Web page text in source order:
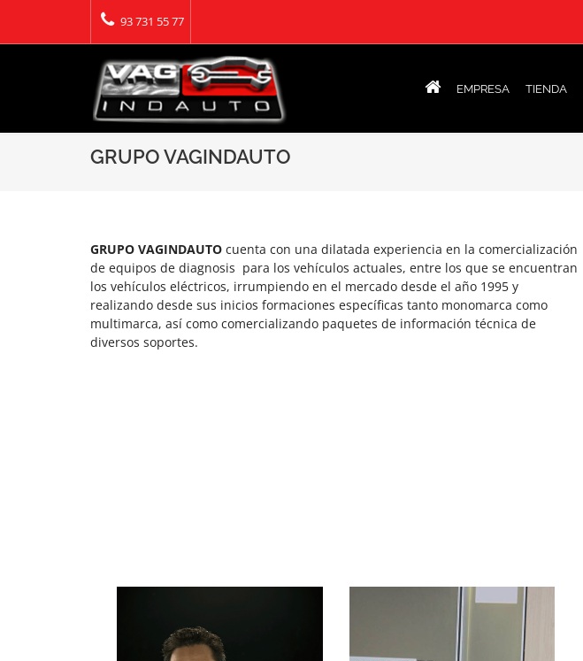
93 731 55 77
EMPRESA TIENDA
GRUPO VAGINDAUTO
GRUPO VAGINDAUTO cuenta con una dilatada experiencia en la comercialización
de equipos de diagnosis para los vehículos actuales, entre los que se encuentran
los vehículos eléctricos, irrumpiendo en el mercado desde el año 1995 y
realizando desde sus inicios formaciones específicas tanto monomarca como
multimarca, así como comercializando paquetes de información técnica de
diversos soportes.